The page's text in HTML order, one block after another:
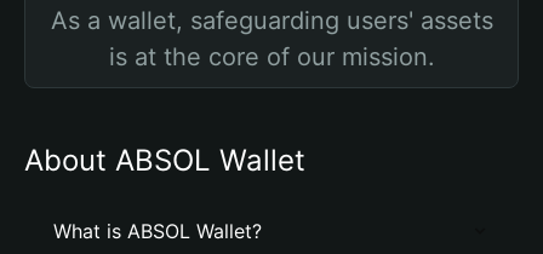
As a wallet, safeguarding users' assets
is at the core of our mission.
About ABSOL Wallet
What is ABSOL Wallet?